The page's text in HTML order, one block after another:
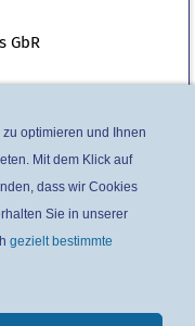
GbR
optimieren und Ihnen
Mit dem Klick auf
dass wir Cookies
Sie in unserer
gezielt bestimmte